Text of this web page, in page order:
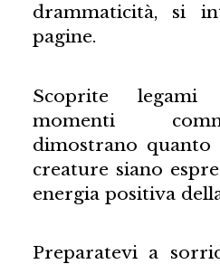
drammaticità, si
pagine.
Scoprite
momenti
dimostrano quanto
creature siano
energia positiva
Preparatevi a